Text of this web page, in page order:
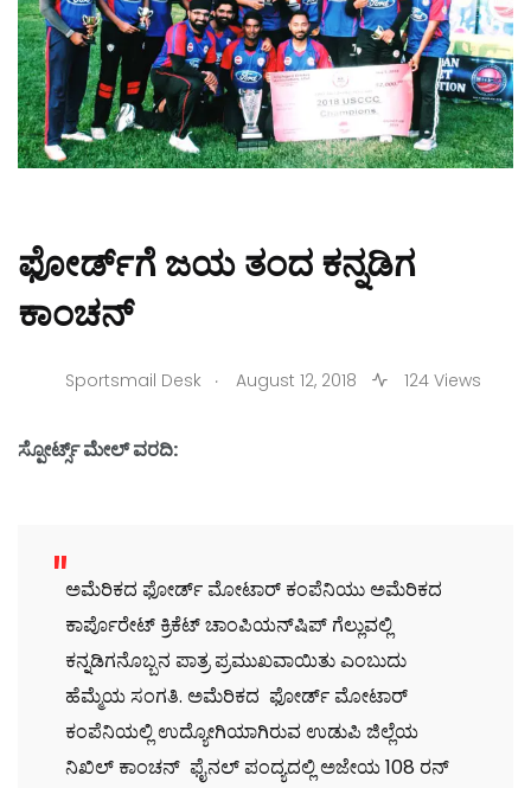
ಫೋರ್ಡ್‌ಗೆ ಜಯ ತಂದ ಕನ್ನಡಿಗ
ಕಾಂಚನ್
Sportsmail Desk . August 12, 2018 124 Views
ಸ್ಪೋರ್ಟ್ಸ್ ಮೇಲ್ ವರದಿ:
ಅಮೆರಿಕದ ಫೋರ್ಡ್ ಮೋಟಾರ್ ಕಂಪೆನಿಯು ಅಮೆರಿಕದ
ಕಾರ್ಪೊರೇಟ್ ಕ್ರಿಕೆಟ್ ಚಾಂಪಿಯನ್‌ಷಿಪ್ ಗೆಲ್ಲುವಲ್ಲಿ
ಕನ್ನಡಿಗನೊಬ್ಬನ ಪಾತ್ರ ಪ್ರಮುಖವಾಯಿತು ಎಂಬುದು
ಹೆಮ್ಮೆಯ ಸಂಗತಿ. ಅಮೆರಿಕದ ಫೋರ್ಡ್ ಮೋಟಾರ್
ಕಂಪೆನಿಯಲ್ಲಿ ಉದ್ಯೋಗಿಯಾಗಿರುವ ಉಡುಪಿ ಜಿಲ್ಲೆಯ
ನಿಖಿಲ್ ಕಾಂಚನ್ ಫೈನಲ್ ಪಂದ್ಯದಲ್ಲಿ ಅಜೇಯ 108 ರನ್